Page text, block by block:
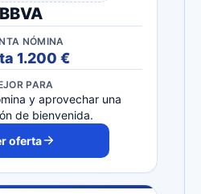
BBVA
NÓMINA
1.200 €
PARA
y aprovechar una
de bienvenida.
oferta